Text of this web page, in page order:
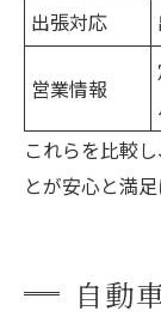
出張対応
営業情報
これらを比較
とが安心と満足
自動